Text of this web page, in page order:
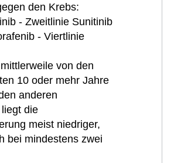
den Krebs:
- Zweitlinie Sunitinib
- Viertlinie
von den
10 oder mehr Jahre
anderen
die
meist niedriger,
bei mindestens zwei